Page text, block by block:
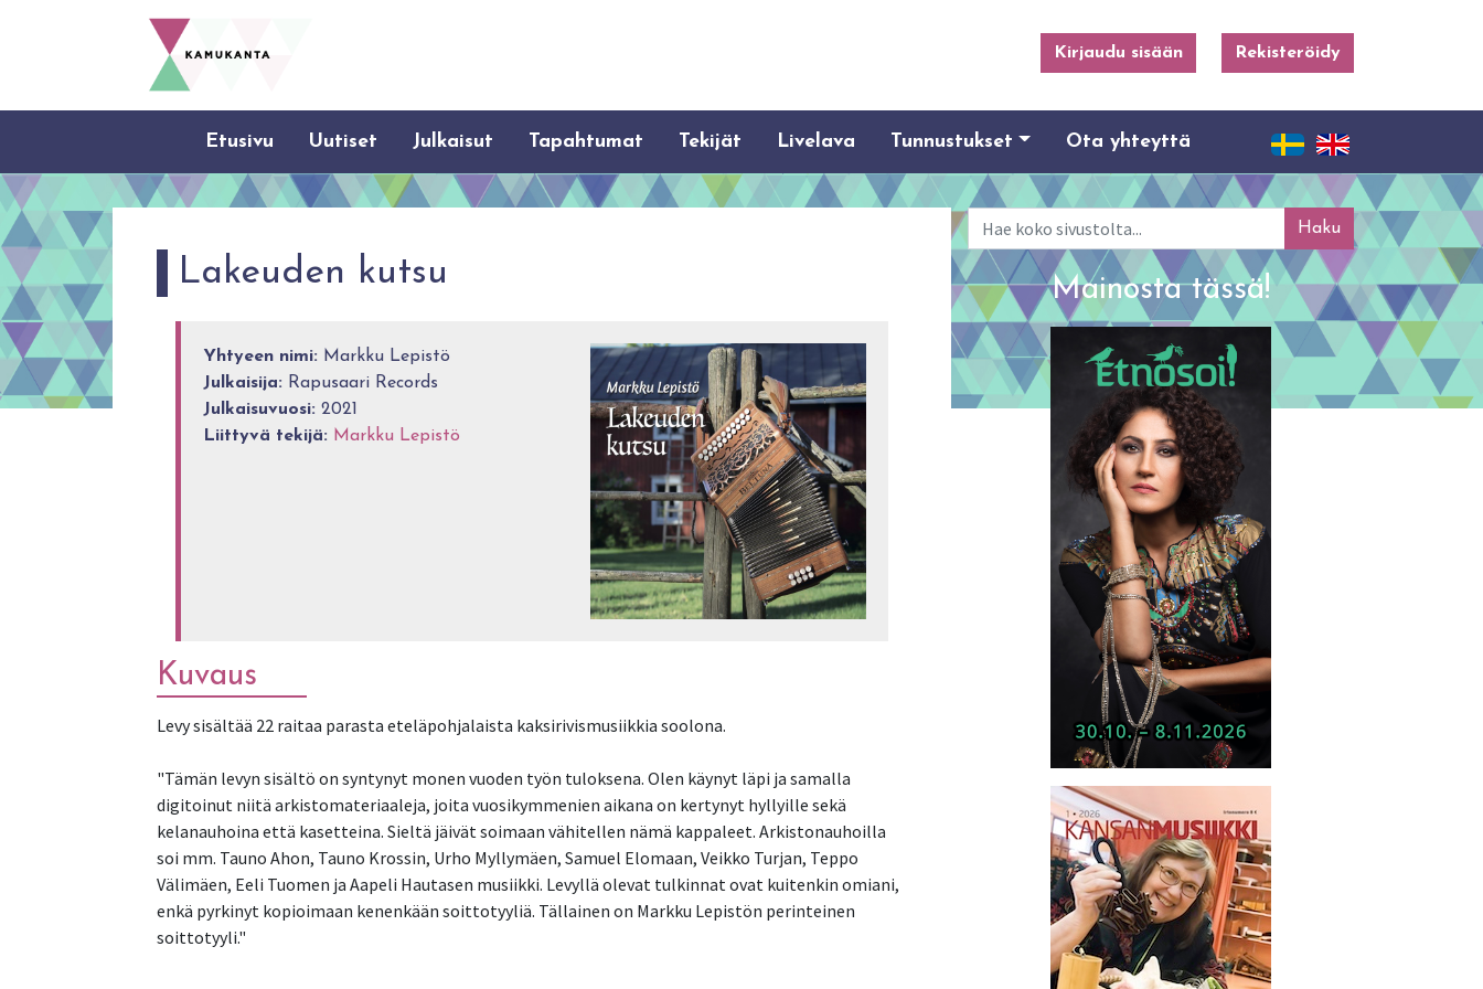
Kirjaudu sisään Rekisteröidy
Etusivu Uutiset Julkaisut Tapahtumat Tekijät Livelava Tunnustukset Ota yhteyttä
Lakeuden kutsu
Yhtyeen nimi: Markku Lepistö
Julkaisija: Rapusaari Records
Julkaisuvuosi: 2021
Liittyvä tekijä: Markku Lepistö
Kuvaus
Levy sisältää 22 raitaa parasta eteläpohjalaista kaksirivismusiikkia soolona.
"Tämän levyn sisältö on syntynyt monen vuoden työn tuloksena. Olen käynyt läpi ja samalla
digitoinut niitä arkistomateriaaleja, joita vuosikymmenien aikana on kertynyt hyllyille sekä
kelanauhoina että kasetteina. Sieltä jäivät soimaan vähitellen nämä kappaleet. Arkistonauhoilla
soi mm. Tauno Ahon, Tauno Krossin, Urho Myllymäen, Samuel Elomaan, Veikko Turjan, Teppo
Välimäen, Eeli Tuomen ja Aapeli Hautasen musiikki. Levyllä olevat tulkinnat ovat kuitenkin omiani,
enkä pyrkinyt kopioimaan kenenkään soittotyyliä. Tällainen on Markku Lepistön perinteinen
soittotyyli."
Haku
Mainosta tässä!